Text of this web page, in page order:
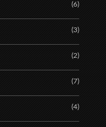
(6)
(3)
(2)
(7)
(4)